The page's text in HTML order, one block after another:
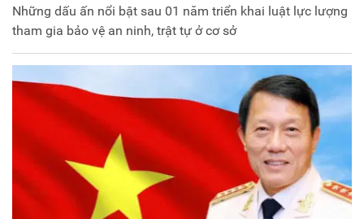
Những dấu ấn nổi bật sau 01 năm triển khai luật lực lượng
tham gia bảo vệ an ninh, trật tự ở cơ sở